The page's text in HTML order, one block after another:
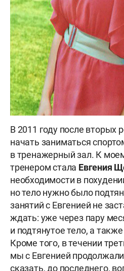
В 2011 году после вторых
начать заниматься
в тренажерный зал. К
тренером стала Евгения
необходимости в
но тело нужно было
занятий с Евгенией не
ждать: уже через пару
и подтянутое тело, а
Кроме того, в течении
мы с Евгенией
сказать, до последнего,